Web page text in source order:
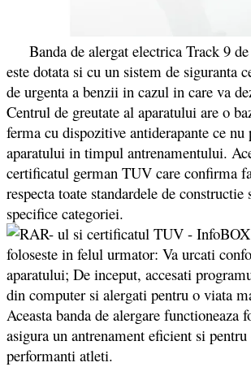
Banda de alergat electrica Track 9 de
este dotata si cu un sistem de siguranta
de urgenta a benzii in cazul in care va
Centrul de greutate al aparatului are o
ferma cu dispozitive antiderapante ce nu
aparatului in timpul antrenamentului.
certificatul german TUV care confirma
respecta toate standardele de constructie
specifice categoriei.
foloseste in felul urmator: Va urcati
aparatului; De inceput, accesati
din computer si alergati pentru o viata
Aceasta banda de alergare functioneaza
asigura un antrenament eficient si
performanti atleti.